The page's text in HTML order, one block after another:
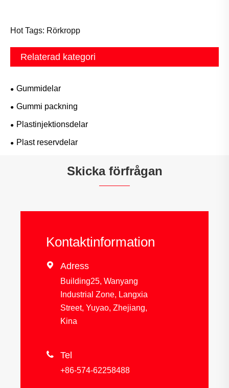
Hot Tags: Rörkropp
Relaterad kategori
Gummidelar
Gummi packning
Plastinjektionsdelar
Plast reservdelar
Skicka förfrågan
Kontaktinformation
 Adress
Building25, Wanyang
Industrial Zone, Langxia
Street, Yuyao, Zhejiang,
Kina
 Tel
+86-574-62258488